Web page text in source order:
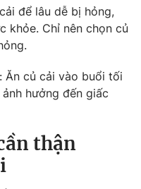
không có sự chấp
khi phát hành lại
để lâu dễ bị hỏng,
khỏe. Chỉ nên chọn củ
Ăn củ cải vào buổi tối
hưởng đến giấc
thận